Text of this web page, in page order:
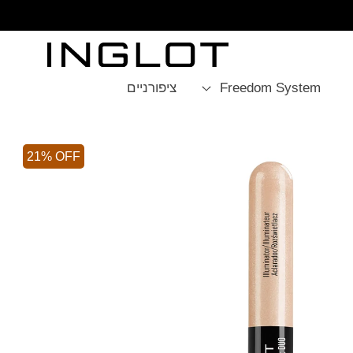
Freedom System ציפורניים
21% OFF